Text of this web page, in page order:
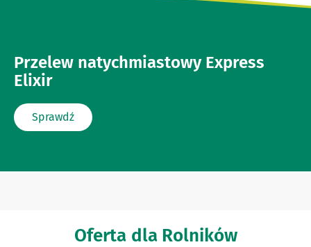
Przelew natychmiastowy Express
Elixir
Sprawdź
Oferta dla Rolników